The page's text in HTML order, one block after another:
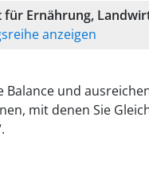
Ernährung,
anzeigen
Balance und
mit denen Sie